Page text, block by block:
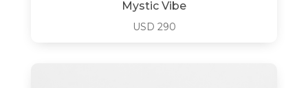
Mystic Vibe
USD 290